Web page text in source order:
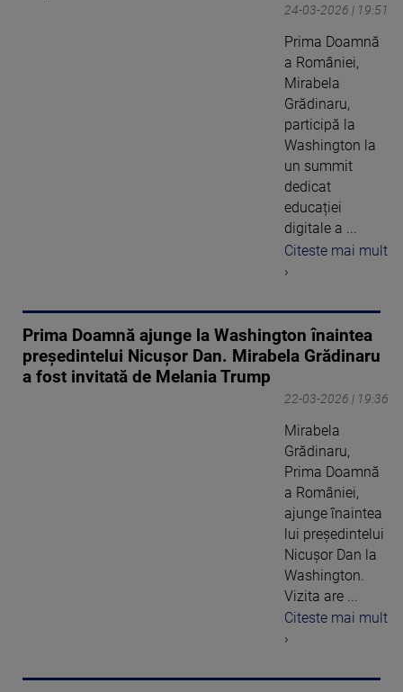
24-03-2026 | 19:51
Prima Doamnă
a României,
Mirabela
Grădinaru,
participă la
Washington la
un summit
dedicat
educației
digitale a ...
Citeste mai mult
›
Prima Doamnă ajunge la Washington înaintea
președintelui Nicușor Dan. Mirabela Grădinaru
a fost invitată de Melania Trump
22-03-2026 | 19:36
Mirabela
Grădinaru,
Prima Doamnă
a României,
ajunge înaintea
lui președintelui
Nicușor Dan la
Washington.
Vizita are ...
Citeste mai mult
›